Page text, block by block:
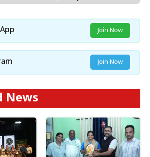
Join Now
Join Now
News